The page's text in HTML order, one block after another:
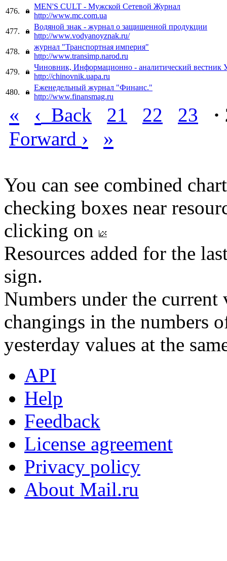
476.
MEN'S CULT - Мужской Сетевой Журнал
http://www.mc.com.ua
477.
Водяной знак - журнал о защищенной продукции
http://www.vodyanoyznak.ru/
478.
журнал "Транспортная империя"
http://www.transimp.narod.ru
479.
Чиновник, Информационно - аналитический вестник
http://chinovnik.uapa.ru
480.
Еженедельный журнал "Финанс."
http://www.finansmag.ru
« ‹ Back 21 22 23
Forward › »
You can see combined
checking boxes near
clicking on
Resources added for the
sign.
Numbers under the
changings in the numbers
yesterday values at the
API
Help
Feedback
License agreement
Privacy policy
About Mail.ru